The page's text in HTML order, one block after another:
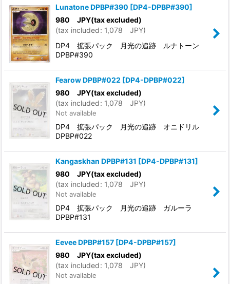
Lunatone DPBP#390 [DP4-DPBP#390]
980 JPY(tax excluded)
(tax included: 1,078 JPY)
DP4 拡張パック 月光の追跡 ルナトーン
DPBP#390
Fearow DPBP#022 [DP4-DPBP#022]
980 JPY(tax excluded)
(tax included: 1,078 JPY)
Not available
DP4 拡張パック 月光の追跡 オニドリル
DPBP#022
Kangaskhan DPBP#131 [DP4-DPBP#131]
980 JPY(tax excluded)
(tax included: 1,078 JPY)
Not available
DP4 拡張パック 月光の追跡 ガルーラ
DPBP#131
Eevee DPBP#157 [DP4-DPBP#157]
980 JPY(tax excluded)
(tax included: 1,078 JPY)
Not available